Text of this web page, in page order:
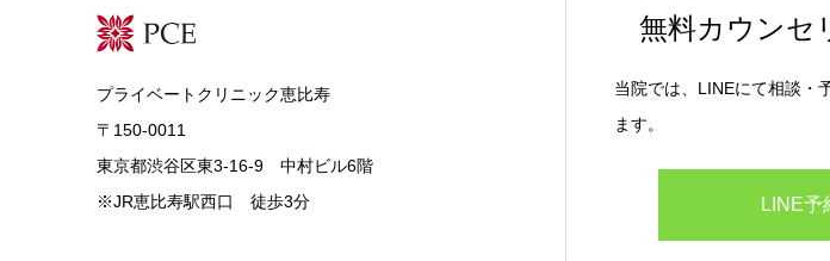
プライベートクリニック恵比寿
〒150-0011
東京都渋谷区東3-16-9 中村ビル6階
※JR恵比寿駅西口 徒歩3分
無料カウンセ
当院では、LINEにて相談・
ます。
LINE予